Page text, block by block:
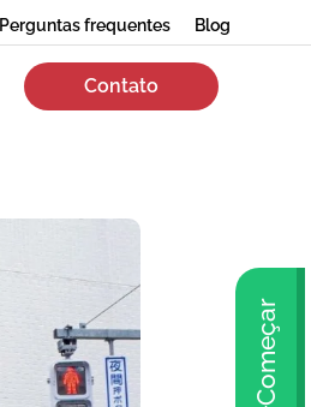
Perguntas frequentes Blog
Contato
Começar